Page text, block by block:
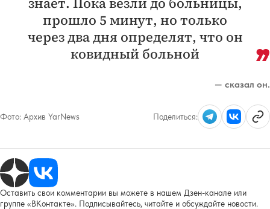
прошло 5 минут, но только
через два дня определят, что он
ковидный больной
— сказал он.
Фото: Архив YarNews Поделиться:
Оставить свои комментарии вы можете в нашем Дзен-канале или
группе «ВКонтакте». Подписывайтесь, читайте и обсуждайте новости.